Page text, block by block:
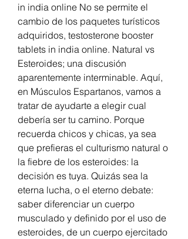
in india online No se permite el
cambio de los paquetes turísticos
adquiridos, testosterone booster
tablets in india online. Natural vs
Esteroides; una discusión
aparentemente interminable. Aquí,
en Músculos Espartanos, vamos a
tratar de ayudarte a elegir cual
debería ser tu camino. Porque
recuerda chicos y chicas, ya sea
que prefieras el culturismo natural o
la fiebre de los esteroides: la
decisión es tuya. Quizás sea la
eterna lucha, o el eterno debate:
saber diferenciar un cuerpo
musculado y definido por el uso de
esteroides, de un cuerpo ejercitado